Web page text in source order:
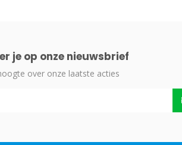
je op onze nieuwsbrief
over onze laatste acties